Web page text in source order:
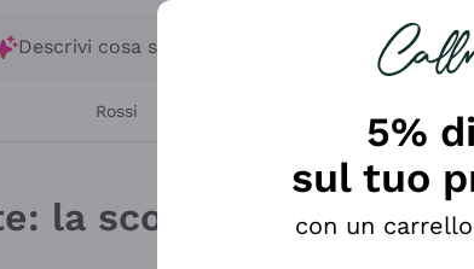
Descrivi cosa stai cercando
Rossi
Vino Online,
la scorta perfetta
5%
sul tuo
con un